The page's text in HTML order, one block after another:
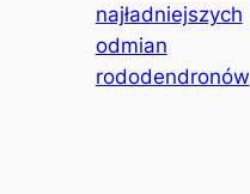
najładniejszych
odmian
rododendronów